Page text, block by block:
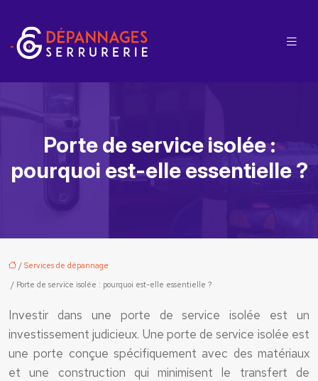
Porte de service isolée :
pourquoi est-elle essentielle ?
/ Services de dépannage
/ Porte de service isolée : pourquoi est-elle essentielle ?
Investir dans une porte de service isolée est un
investissement judicieux. Une porte de service isolée est
une porte conçue spécifiquement avec des matériaux
et une construction qui minimisent le transfert de